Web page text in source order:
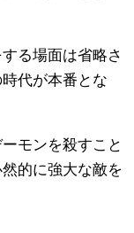
る場面は省略さ
代が本番とな
モンを殺すこと
的に強大な敵を